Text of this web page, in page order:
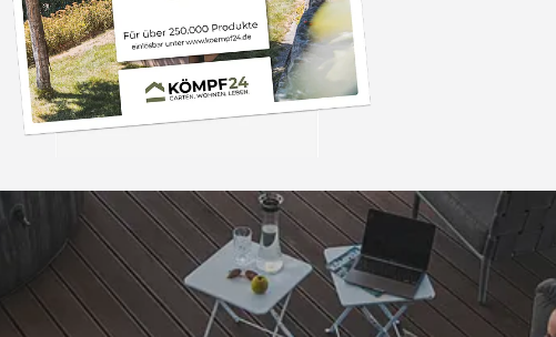
Trusted Shops
„- Retouren Bearbeitung